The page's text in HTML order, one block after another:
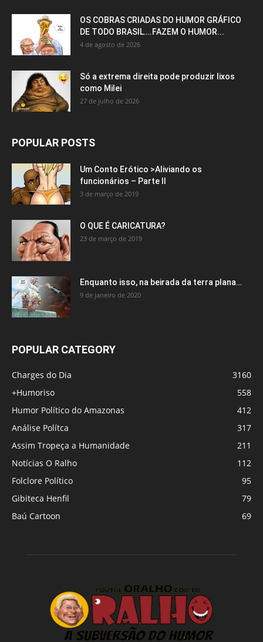
OS COBRAS CRIADAS DO HUMOR GRÁFICO
DE TODO BRASIL….FAZEM O HUMOR...
4 de agosto de 2026
Só a extrema direita pode produzir lixos
como Milei
27 de julho de 2026
POPULAR POSTS
Um Conto Erótico >Aliviando os
funcionários – Parte II
3 de março de 2019
O QUE É CARICATURA?
23 de março de 2019
Enquanto isso, na beirada da terra plana…
9 de janeiro de 2020
POPULAR CATEGORY
Charges do Dia
3160
+Humoriso
558
Humor Político do Amazonas
412
Análise Polítca
317
Assim Tropeça a Humanidade
211
Notícias O Ralho
112
Folclore Político
95
Gibiteca Henfil
79
Baú Cartoon
69